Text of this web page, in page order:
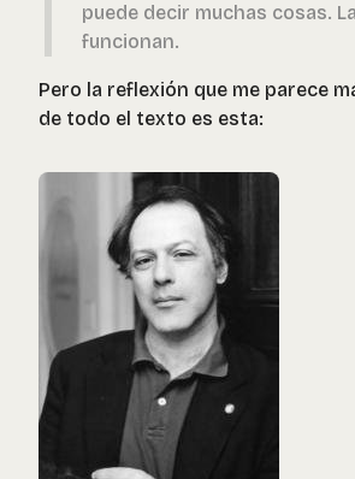
puede decir muchas cosas.
funcionan.
Pero la reflexión que me parece
de todo el texto es esta: